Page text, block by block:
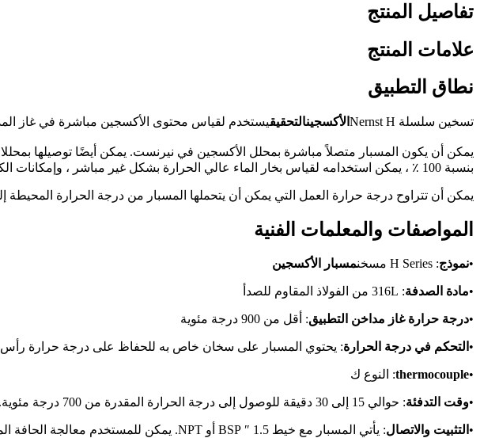
تفاصيل المنتج
علامات المنتج
نطاق التطبيق
تسخين سلسلة Nernst H الأكسجينالتحقيقيستخدم لقياس محتوى الأكسجين مباشرة في غاز
يمكن أن يكون المسبار متصلاً مباشرة بمحلل الأكسجين في نيرنست. يمكن أيضًا توصيلها
بنسبة 100 ٪ ، يمكن استخدامه لقياس بخار الماء عالي الحرارة بشكل غير مباشر ، وإمكانات الكربون ، ونقطة الندى عالية الحرارة.
يمكن أن تتراوح درجة حرارة العمل التي يمكن أن يتحملها المسبار من درجة الحرارة المحيطة إلى درجة
المواصفات والمعلمات الفنية
•نموذج: H Series مسخن مسبار الأكسجين
•مادة الصدفة: 316L من الفولاذ المقاوم للصدأ
•درجة حرارة غاز مداخن التطبيق: أقل من 900 درجة مئوية
• التحكم في درجة الحرارة: يحتوي المسبار على سخان خاص به للحفاظ على درجة حرارة رأس
•
thermocouple: النوع ك
•وقت التدفئة: حوالي 15 إلى 30 دقيقة للوصول إلى درجة الحرارة المقدرة من 700 درجة مئوية. (تتعلق بدرجة حرارة غاز المداخن)
• التثبيت والاتصال: يأتي المسبار مع خيط 1.5 ″ BSP أو NPT. يمكن للمستخدم معالجة الحافة المطابقة لجدار الفرن وفقًا للرسم المرفق في دليل التعليمات.